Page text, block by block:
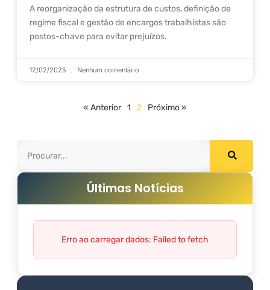
A reorganização da estrutura de custos, definição de
regime fiscal e gestão de encargos trabalhistas são
postos-chave para evitar prejuízos.
12/02/2025 Nenhum comentário
« Anterior 1 2 Próximo »
Últimas Notícias
Erro ao carregar dados: Failed to fetch